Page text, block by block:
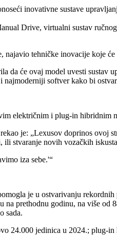
inovativne sustave
Drive, virtualni sustav
tehničke inovacije koje
će ovaj model uvesti
softver kako bi
električnim i plug-in hibridnim
je: „Lexusov doprinos ovoj
novih vozačkih
iza sebe.'“
je u ostvarivanju
prethodnu godinu, na više
sada.
24.000 jedinica u 2024.; plug-